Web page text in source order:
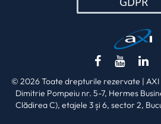
(opens in a
(opens
© 2026 Toate drepturile rezervate | AXI
Dimitrie Pompeiu nr. 5-7, Hermes
Clădirea C), etajele 3 și 6, sector 2,